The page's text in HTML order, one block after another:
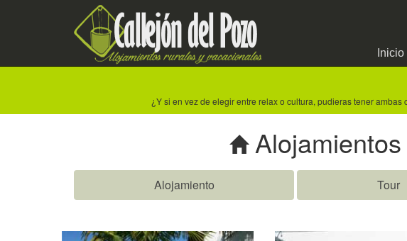
Inicio
¿Y si en vez de elegir entre relax o cultura, pudieras tener
Alojamiento Tour